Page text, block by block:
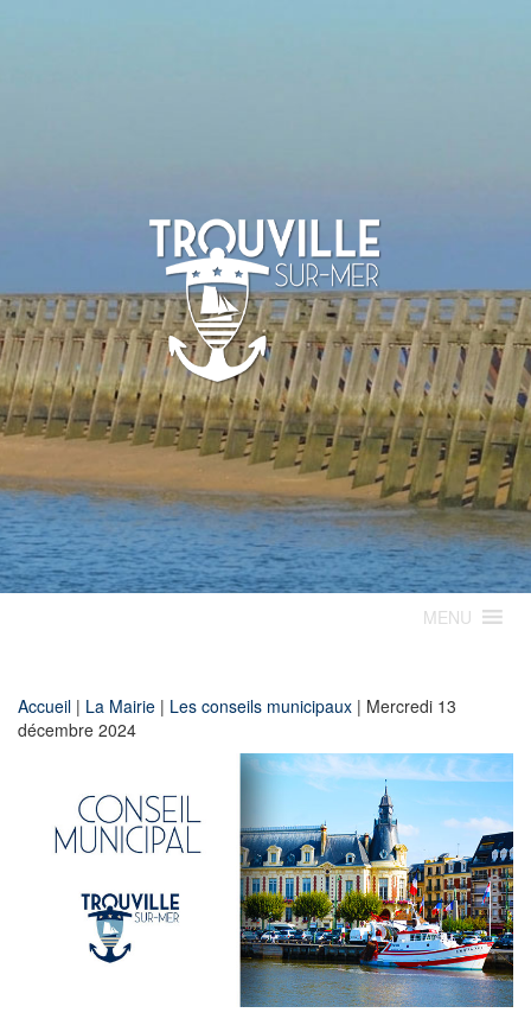
TROUVILLE-
SUR-MER
MENU
Accueil | La Mairie | Les conseils municipaux | Mercredi 13
décembre 2024